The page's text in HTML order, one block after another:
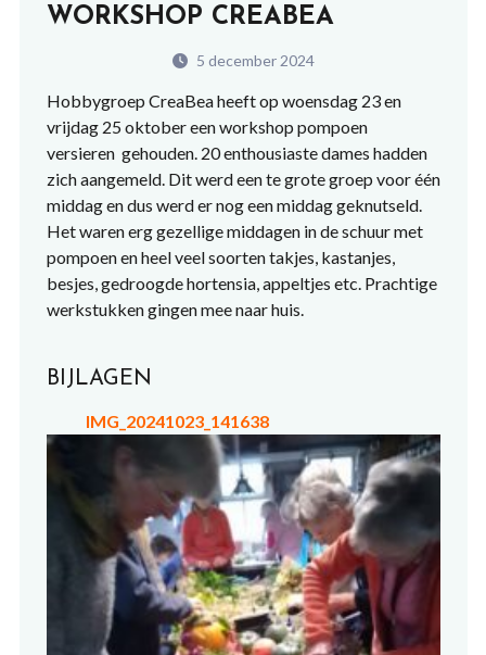
WORKSHOP CREABEA
5 december 2024
Hobbygroep CreaBea heeft op woensdag 23 en
vrijdag 25 oktober een workshop pompoen
versieren gehouden. 20 enthousiaste dames hadden
zich aangemeld. Dit werd een te grote groep voor één
middag en dus werd er nog een middag geknutseld.
Het waren erg gezellige middagen in de schuur met
pompoen en heel veel soorten takjes, kastanjes,
besjes, gedroogde hortensia, appeltjes etc. Prachtige
werkstukken gingen mee naar huis.
BIJLAGEN
IMG_20241023_141638